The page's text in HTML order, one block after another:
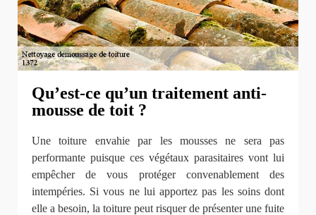
Qu’est-ce qu’un traitement anti-
mousse de toit ?
Une toiture envahie par les mousses ne sera pas
performante puisque ces végétaux parasitaires vont lui
empêcher de vous protéger convenablement des
intempéries. Si vous ne lui apportez pas les soins dont
elle a besoin, la toiture peut risquer de présenter une fuite